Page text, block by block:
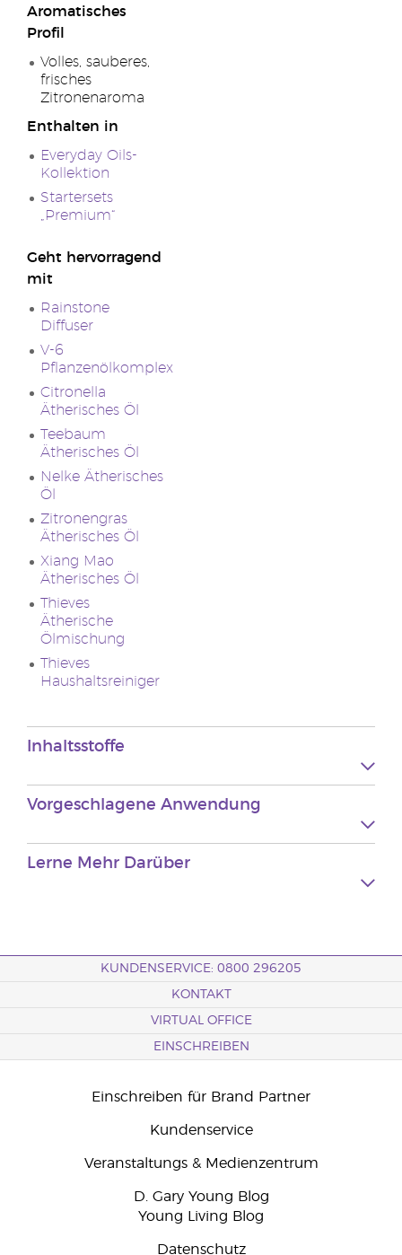
Aromatisches
Profil
Volles, sauberes,
frisches
Zitronenaroma
Enthalten in
Everyday Oils-
Kollektion
Startersets
„Premium“
Geht hervorragend
mit
Rainstone
Diffuser
V-6
Pflanzenölkomplex
Citronella
Ätherisches Öl
Teebaum
Ätherisches Öl
Nelke Ätherisches
Öl
Zitronengras
Ätherisches Öl
Xiang Mao
Ätherisches Öl
Thieves
Ätherische
Ölmischung
Thieves
Haushaltsreiniger
Inhaltsstoffe
Vorgeschlagene Anwendung
Lerne Mehr Darüber
KUNDENSERVICE: 0800 296205
KONTAKT
VIRTUAL OFFICE
EINSCHREIBEN
Einschreiben für Brand Partner
Kundenservice
Veranstaltungs & Medienzentrum
D. Gary Young Blog
Young Living Blog
Datenschutz